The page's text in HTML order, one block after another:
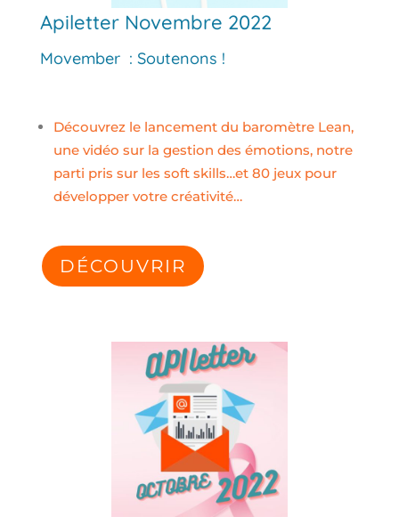
Apiletter Novembre 2022
Movember : Soutenons !
Découvrez le lancement du baromètre Lean,
une vidéo sur la gestion des émotions, notre
parti pris sur les soft skills…et 80 jeux pour
développer votre créativité…
DÉCOUVRIR